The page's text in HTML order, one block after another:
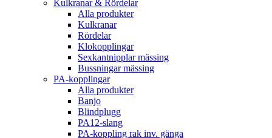
Kulkranar & Rördelar
Alla produkter
Kulkranar
Rördelar
Klokopplingar
Sexkantnipplar mässing
Bussningar mässing
PA-kopplingar
Alla produkter
Banjo
Blindplugg
PA12-slang
PA-koppling rak inv. gänga